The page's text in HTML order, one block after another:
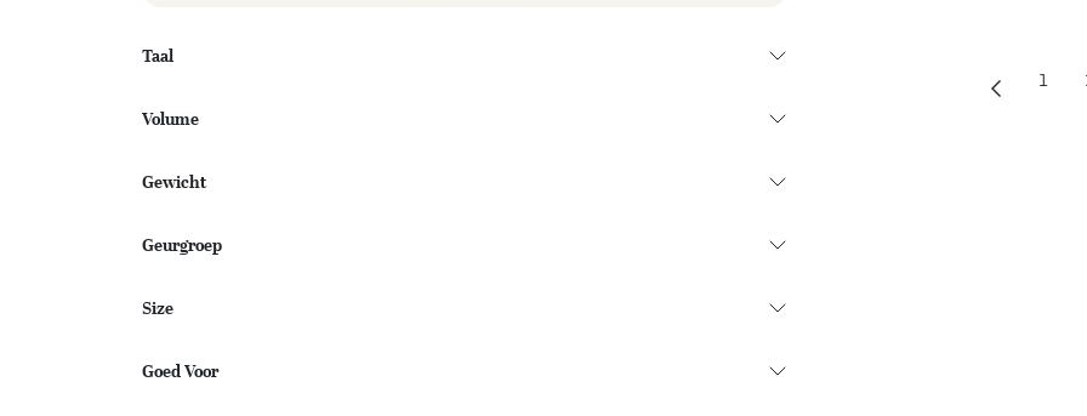
Taal
Volume
Gewicht
Geurgroep
Size
Goed Voor
1